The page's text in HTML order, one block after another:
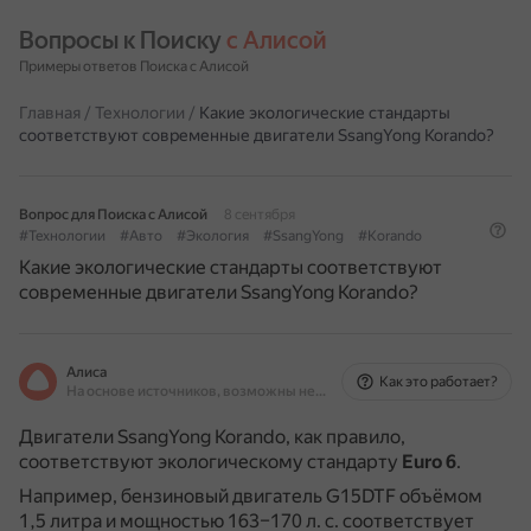
Вопросы к Поиску с Алисой
Примеры ответов Поиска с Алисой
Главная / Технологии / Какие экологические стандарты
соответствуют современные двигатели SsangYong Korando?
Вопрос для Поиска с Алисой
8 сентября
#Технологии
#Авто #Экология #SsangYong #Korando
Какие экологические стандарты соответствуют
современные двигатели SsangYong Korando?
Алиса
На основе источников, возможны неточности
Как это работает?
Двигатели SsangYong Korando, как правило,
соответствуют экологическому стандарту Euro 6.
Например, бензиновый двигатель G15DTF объёмом
1,5 литра и мощностью 163–170 л. с. соответствует